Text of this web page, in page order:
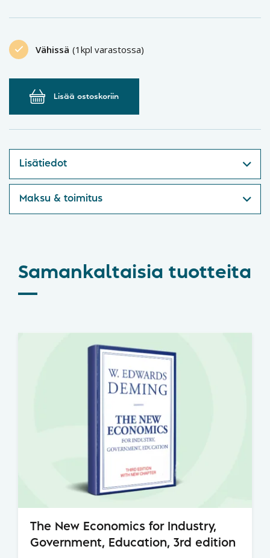
Vähissä (1kpl varastossa)
Lisää ostoskoriin
Lisätiedot
Maksu & toimitus
Samankaltaisia tuotteita
The New Economics for Industry,
Government, Education, 3rd edition